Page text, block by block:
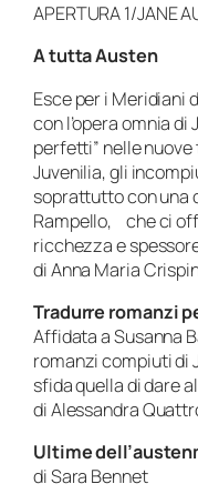
APERTURA 1/JANE
A tutta Austen
Esce per i Meridiani
con l’opera omnia di
perfetti” nelle
Juvenilia, gli
soprattutto con una
Rampello, che ci
ricchezza e
di Anna Maria
Tradurre romanzi
Affidata a Susanna
romanzi compiuti di
sfida quella di dare
di Alessandra
Ultime
di Sara Bennet